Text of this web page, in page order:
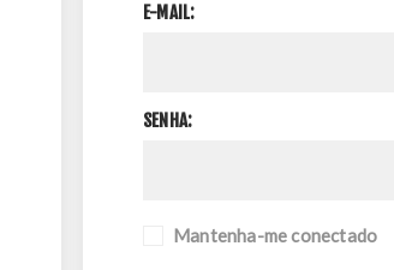
E-MAIL:
SENHA:
Mantenha-me conectado